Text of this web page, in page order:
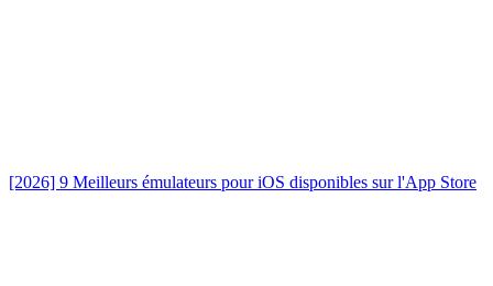
[2026] 9 Meilleurs émulateurs pour iOS disponibles sur l'App Store